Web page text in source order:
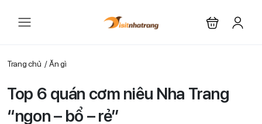
Trang chủ Ăn gì
Top 6 quán cơm niêu Nha Trang
“ngon – bổ – rẻ”